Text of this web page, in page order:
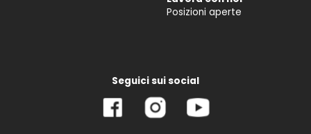
Posizioni aperte
Seguici sui social